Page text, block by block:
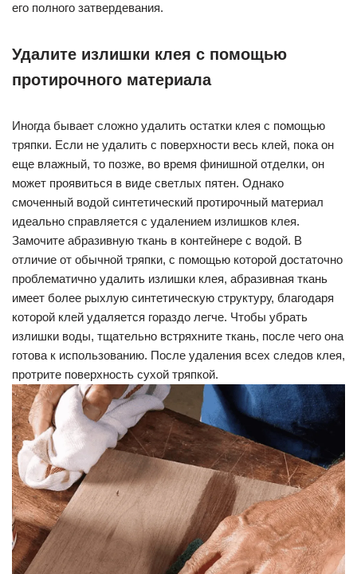
его полного затвердевания.
Удалите излишки клея с помощью
протирочного материала
Иногда бывает сложно удалить остатки клея с помощью
тряпки. Если не удалить с поверхности весь клей, пока он
еще влажный, то позже, во время финишной отделки, он
может проявиться в виде светлых пятен. Однако
смоченный водой синтетический протирочный материал
идеально справляется с удалением излишков клея.
Замочите абразивную ткань в контейнере с водой. В
отличие от обычной тряпки, с помощью которой достаточно
проблематично удалить излишки клея, абразивная ткань
имеет более рыхлую синтетическую структуру, благодаря
которой клей удаляется гораздо легче. Чтобы убрать
излишки воды, тщательно встряхните ткань, после чего она
готова к использованию. После удаления всех следов клея,
протрите поверхность сухой тряпкой.